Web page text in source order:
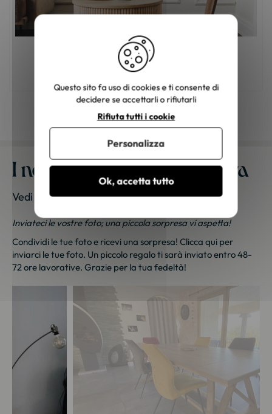
Mobili in legno: come scegliere il colore
giusto?
I nostri mobili a casa vostra
Vedi le foto dei nostri clienti
Inviateci le vostre foto; una piccola sorpresa vi aspetta!
Condividi le tue foto e ricevi una sorpresa! Clicca qui per
inviarci le tue foto. Un piccolo regalo ti sarà inviato entro 48-
72 ore lavorative. Grazie per la tua fedeltà!
Questo sito fa uso di cookies e ti consente di
decidere se accettarli o rifiutarli
Ok, accetta tutto
Rifiuta tutti i cookie
Personalizza